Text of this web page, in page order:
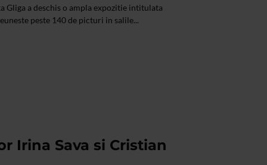
Gliga a deschis o ampla expozitie intitulata
peste 140 de picturi in salile...
Irina Sava si Cristian